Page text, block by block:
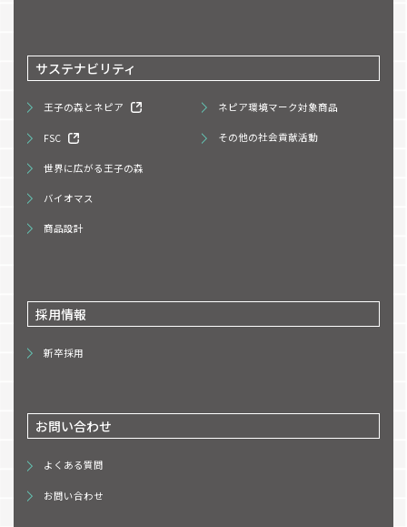
サステナビリティ
王子の森とネピア
FSC
世界に広がる王子の森
バイオマス
商品設計
ネピア環境マーク対象商品
その他の社会貢献活動
採用情報
新卒採用
お問い合わせ
よくある質問
お問い合わせ